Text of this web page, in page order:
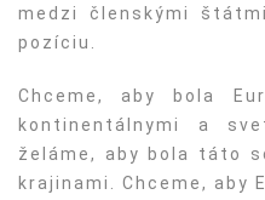
medzi členskými
pozíciu.
Chceme, aby bola
kontinentálnymi a
želáme, aby bola táto
krajinami. Chceme, aby